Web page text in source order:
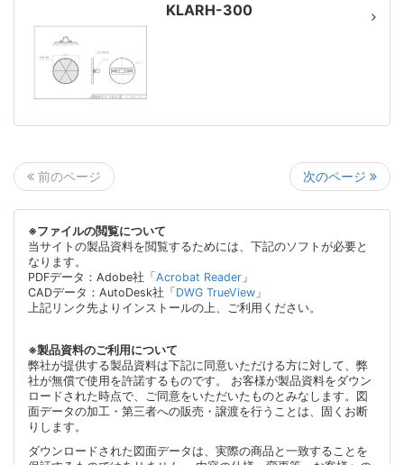
KLARH-300
前のページ 次のページ
※ファイルの閲覧について
当サイトの製品資料を閲覧するためには、下記のソフトが必要と
なります。
PDFデータ：Adobe社「Acrobat Reader 」
CADデータ：AutoDesk社「DWG TrueView 」
上記リンク先よりインストールの上、ご利用ください。
※製品資料のご利用について
弊社が提供する製品資料は下記に同意いただける方に対して、弊
社が無償で使用を許諾するものです。 お客様が製品資料をダウン
ロードされた時点で、ご同意をいただいたものとみなします。図
面データの加工・第三者への販売・譲渡を行うことは、固くお断
りします。
ダウンロードされた図面データは、実際の商品と一致することを